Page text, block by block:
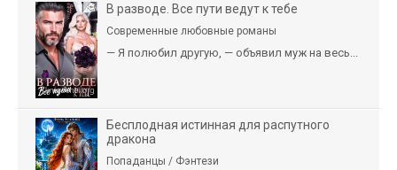
В разводе. Все пути ведут к тебе
Современные любовные романы
— Я полюбил другую, — объявил муж на весь...
Бесплодная истинная для распутного
дракона
Попаданцы / Фэнтези